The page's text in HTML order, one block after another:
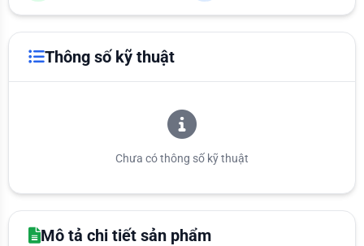
Thông số kỹ thuật
Chưa có thông số kỹ thuật
Mô tả chi tiết sản phẩm